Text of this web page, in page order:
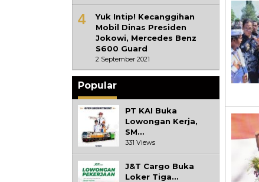
4
Yuk Intip! Kecanggihan
Mobil Dinas Presiden
Jokowi, Mercedes Benz
S600 Guard
2 September 2021
Popular
PT KAI Buka
Lowongan Kerja,
SM…
331 Views
J&T Cargo Buka
Loker Tiga…